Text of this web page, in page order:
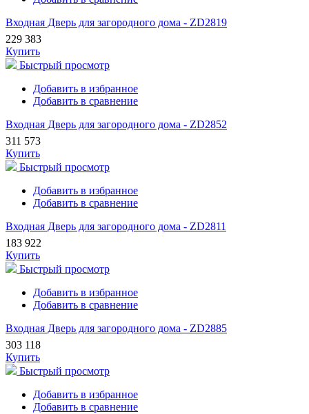
Входная Дверь для загородного дома - ZD2819
229 383
Купить
Быстрый просмотр
Добавить в избранное
Добавить в сравнение
Входная Дверь для загородного дома - ZD2852
311 573
Купить
Быстрый просмотр
Добавить в избранное
Добавить в сравнение
Входная Дверь для загородного дома - ZD2811
183 922
Купить
Быстрый просмотр
Добавить в избранное
Добавить в сравнение
Входная Дверь для загородного дома - ZD2885
303 118
Купить
Быстрый просмотр
Добавить в избранное
Добавить в сравнение